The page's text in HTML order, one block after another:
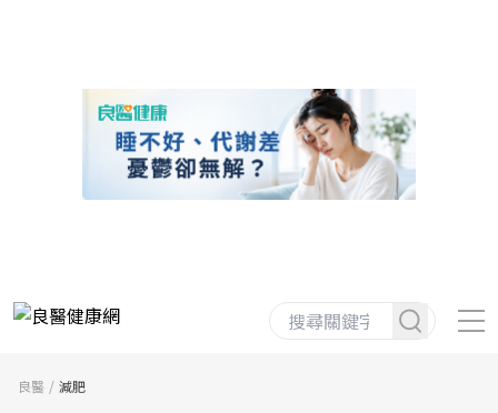
良醫 減肥